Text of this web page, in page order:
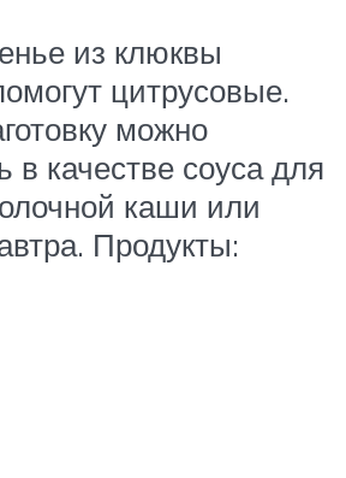
из клюквы
цитрусовые.
можно
в качестве соуса для
каши или
Продукты: